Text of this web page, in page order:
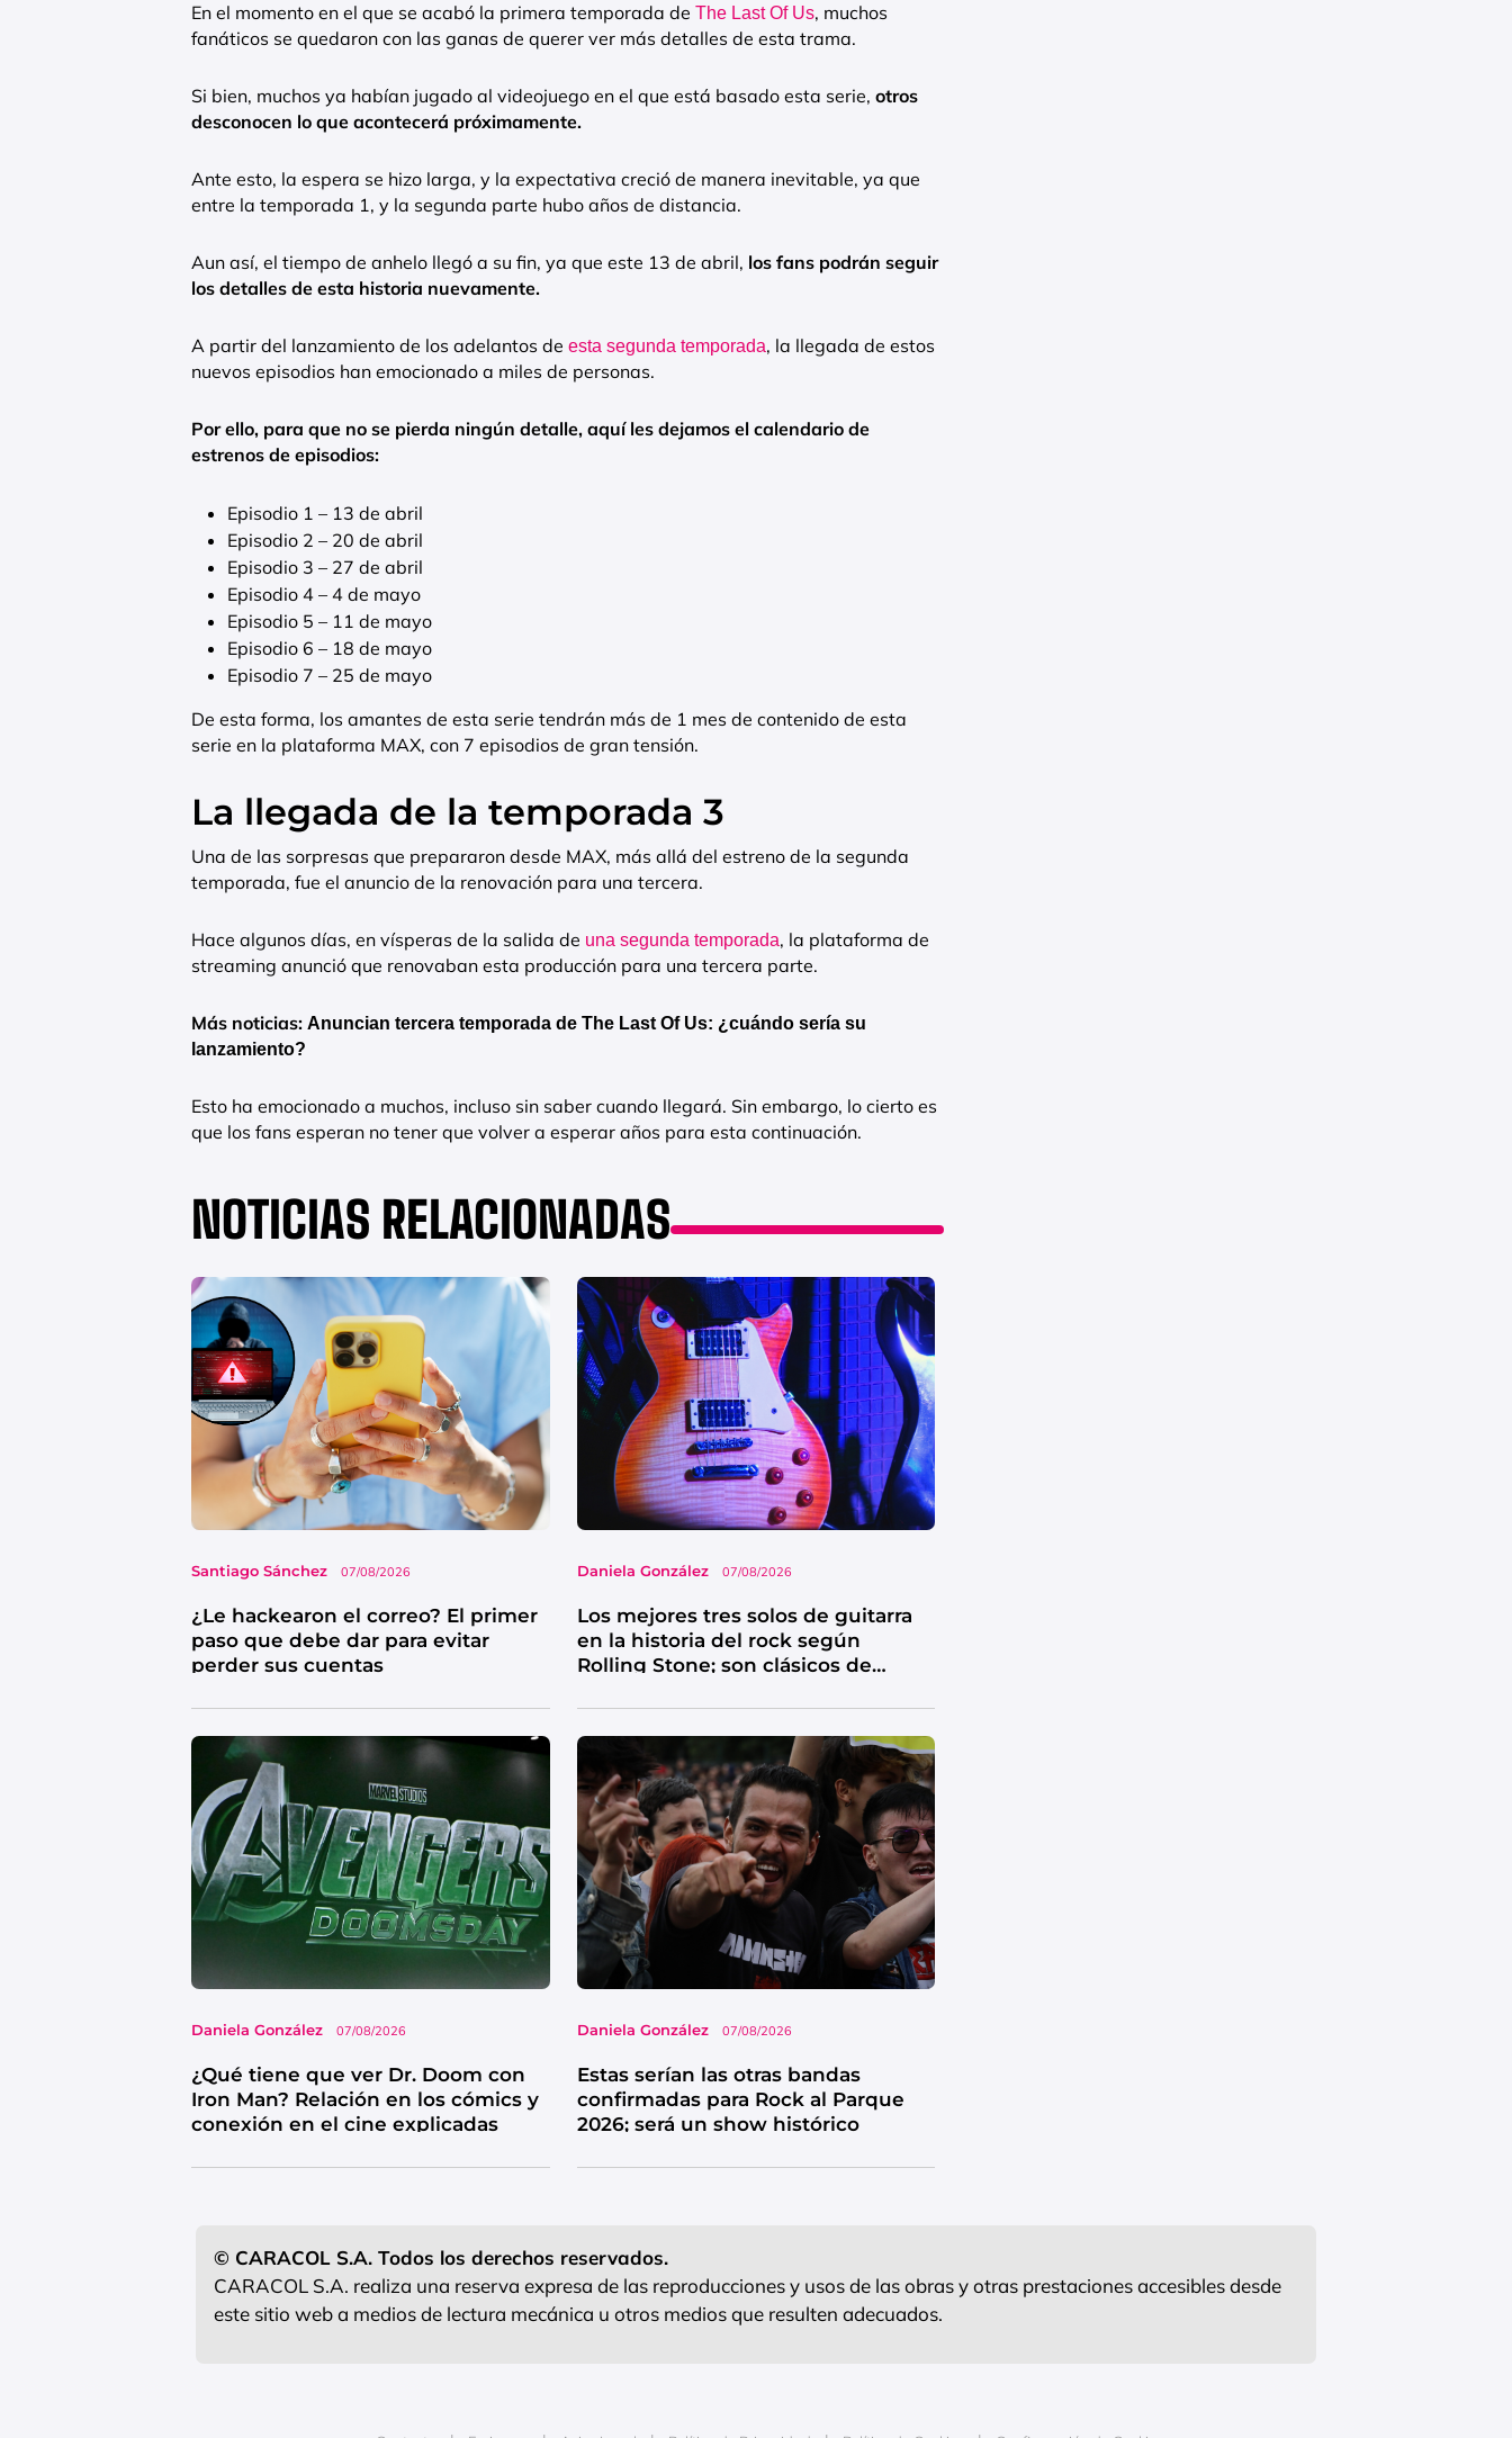
En el momento en el que se acabó la primera temporada de The Last Of Us, muchos
fanáticos se quedaron con las ganas de querer ver más detalles de esta trama.
Si bien, muchos ya habían jugado al videojuego en el que está basado esta serie, otros
desconocen lo que acontecerá próximamente.
Ante esto, la espera se hizo larga, y la expectativa creció de manera inevitable, ya que
entre la temporada 1, y la segunda parte hubo años de distancia.
Aun así, el tiempo de anhelo llegó a su fin, ya que este 13 de abril, los fans podrán seguir
los detalles de esta historia nuevamente.
A partir del lanzamiento de los adelantos de esta segunda temporada, la llegada de estos
nuevos episodios han emocionado a miles de personas.
Por ello, para que no se pierda ningún detalle, aquí les dejamos el calendario de
estrenos de episodios:
Episodio 1 – 13 de abril
Episodio 2 – 20 de abril
Episodio 3 – 27 de abril
Episodio 4 – 4 de mayo
Episodio 5 – 11 de mayo
Episodio 6 – 18 de mayo
Episodio 7 – 25 de mayo
De esta forma, los amantes de esta serie tendrán más de 1 mes de contenido de esta
serie en la plataforma MAX, con 7 episodios de gran tensión.
La llegada de la temporada 3
Una de las sorpresas que prepararon desde MAX, más allá del estreno de la segunda
temporada, fue el anuncio de la renovación para una tercera.
Hace algunos días, en vísperas de la salida de una segunda temporada, la plataforma de
streaming anunció que renovaban esta producción para una tercera parte.
Más noticias: Anuncian tercera temporada de The Last Of Us: ¿cuándo sería su
lanzamiento?
Esto ha emocionado a muchos, incluso sin saber cuando llegará. Sin embargo, lo cierto es
que los fans esperan no tener que volver a esperar años para esta continuación.
NOTICIAS RELACIONADAS
Santiago Sánchez 07/08/2026
¿Le hackearon el correo? El primer
paso que debe dar para evitar
perder sus cuentas
Daniela González 07/08/2026
Los mejores tres solos de guitarra
en la historia del rock según
Rolling Stone; son clásicos de
Daniela González 07/08/2026
¿Qué tiene que ver Dr. Doom con
Iron Man? Relación en los cómics y
conexión en el cine explicadas
Daniela González 07/08/2026
Estas serían las otras bandas
confirmadas para Rock al Parque
2026; será un show histórico
© CARACOL S.A. Todos los derechos reservados.
CARACOL S.A. realiza una reserva expresa de las reproducciones y usos de las obras y otras prestaciones accesibles desde
este sitio web a medios de lectura mecánica u otros medios que resulten adecuados.